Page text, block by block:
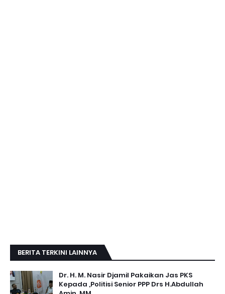
BERITA TERKINI LAINNYA
Dr. H. M. Nasir Djamil Pakaikan Jas PKS
Kepada ,Politisi Senior PPP Drs H.Abdullah